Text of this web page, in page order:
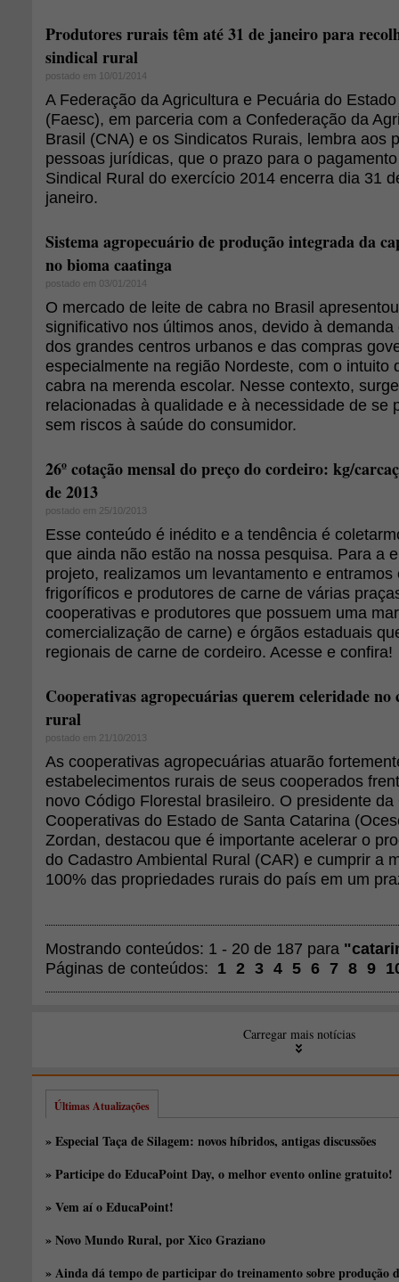
Produtores rurais têm até 31 de janeiro para
sindical rural
postado em 10/01/2014
A Federação da Agricultura e Pecuária do
(Faesc), em parceria com a Confederação da
Brasil (CNA) e os Sindicatos Rurais, lembra aos
pessoas jurídicas, que o prazo para o
Sindical Rural do exercício 2014 encerra dia 31
janeiro.
Sistema agropecuário de produção integrada da
no bioma caatinga
postado em 03/01/2014
O mercado de leite de cabra no Brasil
significativo nos últimos anos, devido à
dos grandes centros urbanos e das compras
especialmente na região Nordeste, com o intuito
cabra na merenda escolar. Nesse contexto,
relacionadas à qualidade e à necessidade de se
sem riscos à saúde do consumidor.
26º cotação mensal do preço do cordeiro: kg/
de 2013
postado em 25/10/2013
Esse conteúdo é inédito e a tendência é
que ainda não estão na nossa pesquisa. Para a
projeto, realizamos um levantamento e entramos
frigoríficos e produtores de carne de várias
cooperativas e produtores que possuem uma
comercialização de carne) e órgãos estaduais
regionais de carne de cordeiro. Acesse e confira!
Cooperativas agropecuárias querem celeridade
rural
postado em 21/10/2013
As cooperativas agropecuárias atuarão
estabelecimentos rurais de seus cooperados
novo Código Florestal brasileiro. O presidente
Cooperativas do Estado de Santa Catarina
Zordan, destacou que é importante acelerar o
do Cadastro Ambiental Rural (CAR) e cumprir a
100% das propriedades rurais do país em um
Mostrando conteúdos: 1 - 20 de 187 para
Páginas de conteúdos: 1 2 3 4 5 6 7 8 9
Carregar mais notícias
Últimas Atualizações
» Especial Taça de Silagem: novos híbridos, antigas discussões
» Participe do EducaPoint Day, o melhor evento online gratuito!
» Vem aí o EducaPoint!
» Novo Mundo Rural, por Xico Graziano
» Ainda dá tempo de participar do treinamento sobre produção